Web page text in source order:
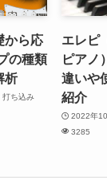
から応
の種類
析
打ち込み
エレピ
ピアノ
違いや
紹介
2022年
3285